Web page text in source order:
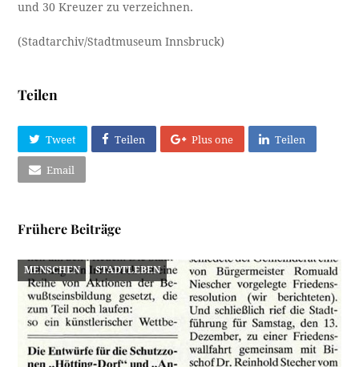
und 30 Kreuzer zu verzeichnen.
(Stadtarchiv/Stadtmuseum Innsbruck)
Teilen
Tweet Teilen Plus one Teilen
Email
Frühere Beiträge
MENSCHEN STADTLEBEN